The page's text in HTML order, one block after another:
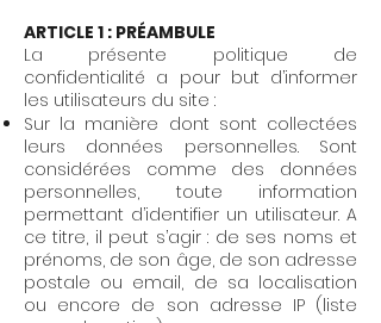
ARTICLE 1 : PRÉAMBULE
La présente politique de
confidentialité a pour but d’informer
les utilisateurs du site :
Sur la manière dont sont collectées
leurs données personnelles. Sont
considérées comme des données
personnelles, toute information
permettant d’identifier un utilisateur. A
ce titre, il peut s’agir : de ses noms et
prénoms, de son âge, de son adresse
postale ou email, de sa localisation
ou encore de son adresse IP (liste